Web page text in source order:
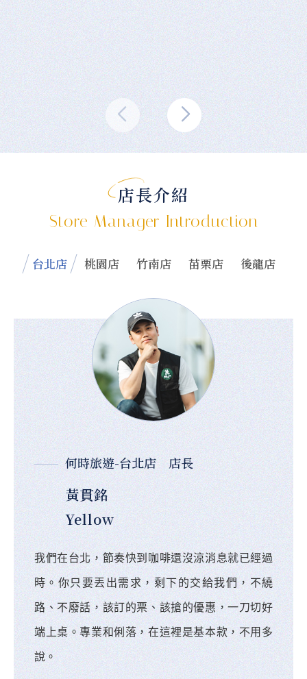
店長介紹
Store Manager Introduction
台北店 桃園店 竹南店 苗栗店 後龍店
何時旅遊-台北店 店長
黃貫銘
Yellow
我們在台北，節奏快到咖啡還沒涼消息就已經過
時。你只要丟出需求，剩下的交給我們，不繞
路、不廢話，該訂的票、該搶的優惠，一刀切好
端上桌。專業和俐落，在這裡是基本款，不用多
說。